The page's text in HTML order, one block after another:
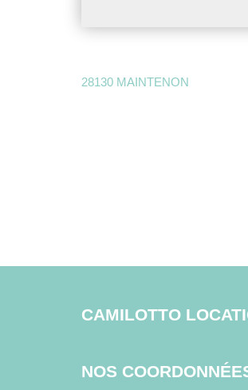
28130 MAINTENON
CAMILOTTO
NOS